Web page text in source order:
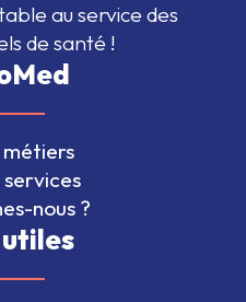
au service des
de santé !
métiers
services
nous ?